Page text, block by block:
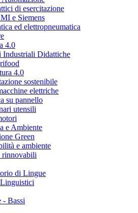
di esercitazione
e Siemens
ed elettropneumatica
4.0
Industriali Didattiche
4.0
sostenibile
elettriche
su pannello
utensili
e Ambiente
Green
e ambiente
rinnovabili
di Lingue
- Bassi